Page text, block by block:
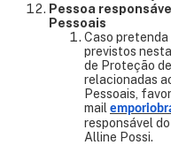
Pessoa
Pessoais
Caso
previstos
de Proteção
relacionadas
Pessoais,
mail
responsável
Alline Possi.